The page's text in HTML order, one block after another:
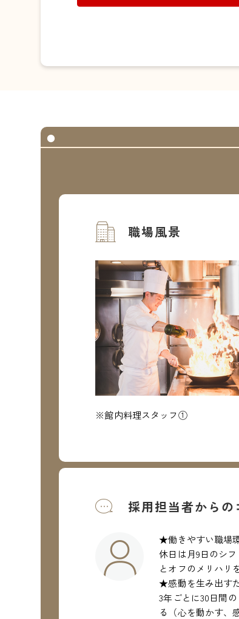
職場風景
※館内料理スタッフ①
採用担当者からの
★働きやすい職場
休日は月9日のシ
とオフのメリハリ
★感動を生み出す
3年ごとに30日間
る（心を動かす、